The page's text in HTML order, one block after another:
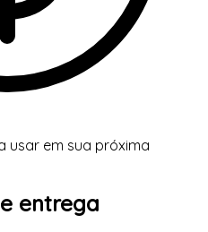
usar em sua próxima
entrega